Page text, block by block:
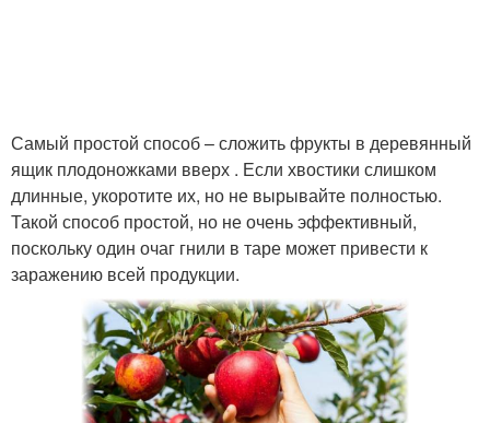
Самый простой способ – сложить фрукты в деревянный
ящик плодоножками вверх . Если хвостики слишком
длинные, укоротите их, но не вырывайте полностью.
Такой способ простой, но не очень эффективный,
поскольку один очаг гнили в таре может привести к
заражению всей продукции.